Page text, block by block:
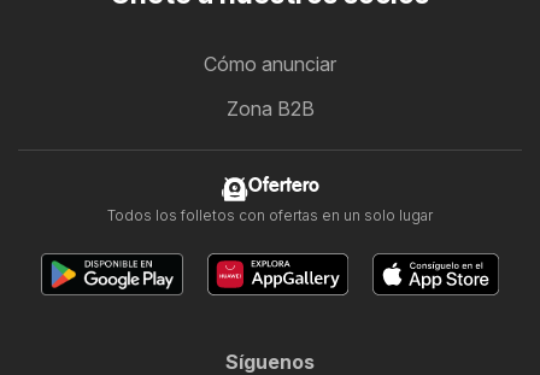
Cómo anunciar
Zona B2B
Ofertero
Todos los folletos con ofertas en un solo lugar
Síguenos